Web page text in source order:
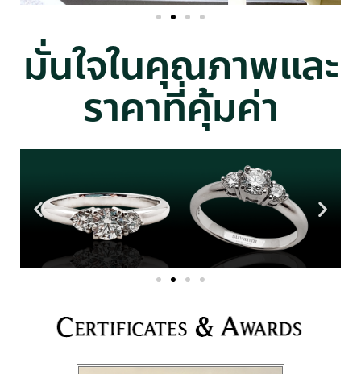
มั่นใจในคุณภาพและ
ราคาที่คุ้มค่า